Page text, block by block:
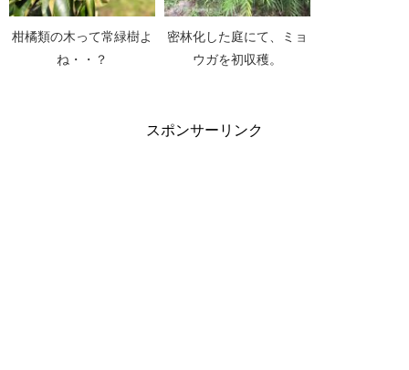
柑橘類の木って常緑樹よ
ね・・？
密林化した庭にて、ミョ
ウガを初収穫。
スポンサーリンク